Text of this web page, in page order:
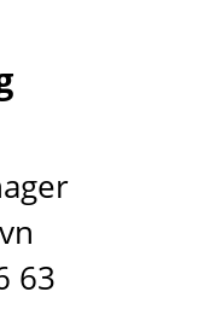
63